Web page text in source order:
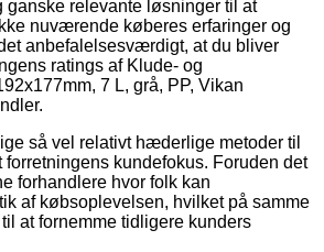
ganske relevante løsninger til at
nuværende køberes erfaringer og
anbefalelsesværdigt, at du bliver
ratings af Klude- og
7 L, grå, PP, Vikan
så vel relativt hæderlige metoder til
kundefokus. Foruden det
forhandlere hvor folk kan
af købsoplevelsen, hvilket på samme
at fornemme tidligere kunders